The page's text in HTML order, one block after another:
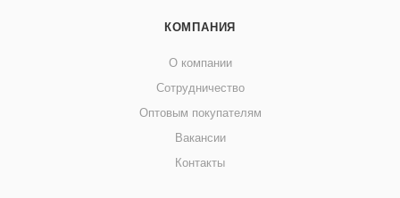
КОМПАНИЯ
О компании
Сотрудничество
Оптовым покупателям
Вакансии
Контакты